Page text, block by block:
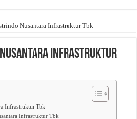
Nusantara Infrastruktur Tbk
Nusantara Infrastruktur
Infrastruktur Tbk
Infrastruktur Tbk